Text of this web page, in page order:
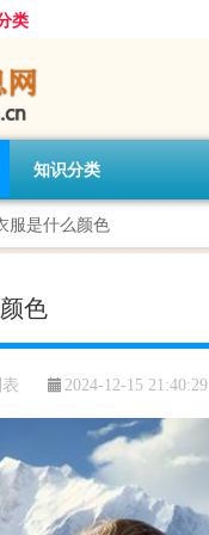
类
知识分类
服是什么颜色
色
2024-12-15 21:40:29